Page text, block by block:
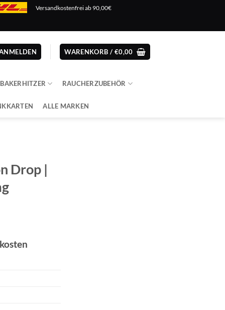
Versandkostenfrei ab 90,00€
WARENKORB / €0,00
RAUCHERZUBEHÖR
ALLE MARKEN
Drop |